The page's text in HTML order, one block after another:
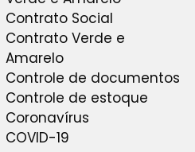
Contrato Social
Contrato Verde e
Amarelo
Controle de documentos
Controle de estoque
Coronavírus
COVID-19